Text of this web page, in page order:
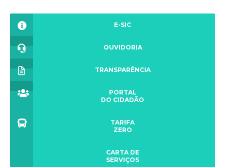
E-SIC
OUVIDORIA
TRANSPARÊNCIA
PORTAL
DO CIDADÃO
TARIFA
ZERO
CARTA DE
SERVIÇOS